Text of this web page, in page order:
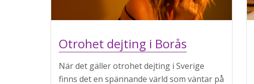
Otrohet dejting i Borås
När det gäller otrohet dejting i Sverige
finns det en spännande värld som väntar på